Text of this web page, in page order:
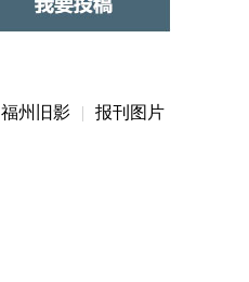
福州旧影 | 报刊图片